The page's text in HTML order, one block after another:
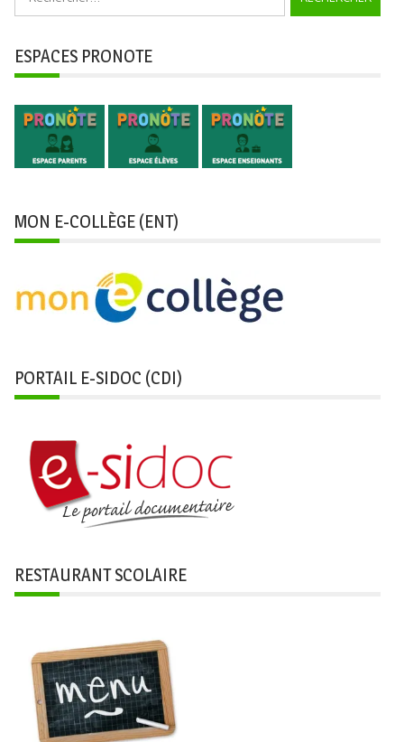
ESPACES PRONOTE
MON E-COLLÈGE (ENT)
PORTAIL E-SIDOC (CDI)
RESTAURANT SCOLAIRE